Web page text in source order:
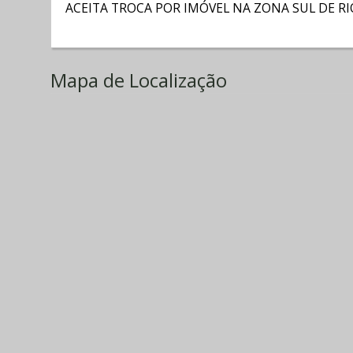
ACEITA TROCA POR IMÓVEL NA ZONA SUL DE
Mapa de Localização